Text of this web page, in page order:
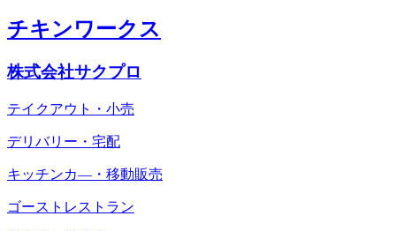
チキンワークス
株式会社サクプロ
テイクアウト・小売
デリバリー・宅配
キッチンカ―・移動販売
ゴーストレストラン